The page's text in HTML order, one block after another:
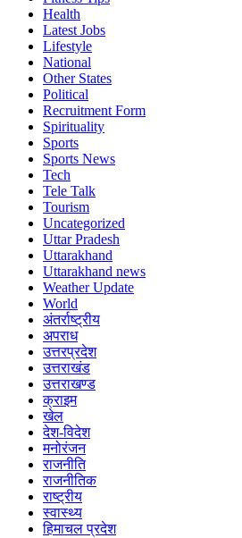
Health
Latest Jobs
Lifestyle
National
Other States
Political
Recruitment Form
Spirituality
Sports
Sports News
Tech
Tele Talk
Tourism
Uncategorized
Uttar Pradesh
Uttarakhand
Uttarakhand news
Weather Update
World
अंतर्राष्ट्रीय
अपराध
उत्तरप्रदेश
उत्तराखंड
उत्तराखण्ड
क्राइम
खेल
देश-विदेश
मनोरंजन
राजनीति
राजनीतिक
राष्ट्रीय
स्वास्थ्य
हिमाचल प्रदेश